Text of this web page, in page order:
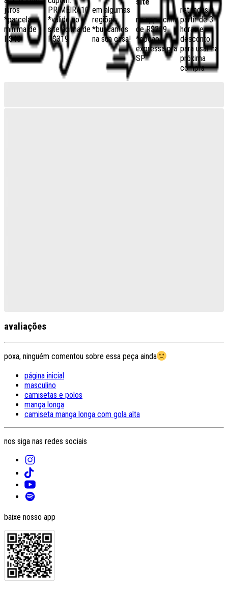
juros
*parcela
mínima de
R$40
PRIMEIRA10
*válido no
site acima de
R$319
em algumas
regiões,
*buscamos
na sua casa!
no app acima
de R$259
*opção
expressa pra
SP
retiradas a
partir de 3
horas e
desconto
para usar na
próxima
compra
avaliações
poxa, ninguém comentou sobre essa peça ainda
página inicial
masculino
camisetas e polos
manga longa
camiseta manga longa com gola alta
nos siga nas redes sociais
baixe nosso app